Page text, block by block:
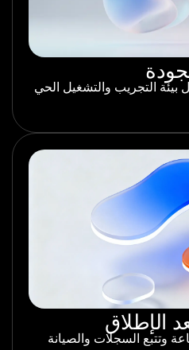
التجريب والتشغيل الحي
الإطلاق
وتتبع السجلات والصيانة